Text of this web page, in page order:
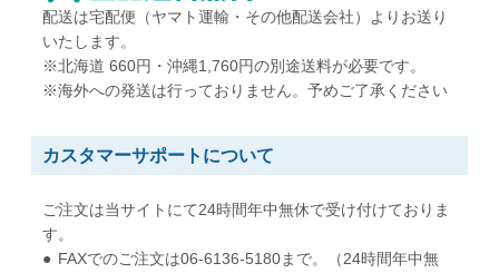
角形0号
W287 x H382 mm
B4用紙が折らずに入る
W270 x H382 mm
B4用紙が折らずに入る
配送は宅配便（ヤマト運輸・その他配送会社）よりお送り
いたします。
※北海道 660円・沖縄1,760円の別途送料が必要です。
※海外への発送は行っておりません。予めご了承ください
カスタマーサポートについて
ご注文は当サイトにて24時間年中無休で受け付けておりま
す。
FAXでのご注文は06-6136-5180まで。（24時間年中無